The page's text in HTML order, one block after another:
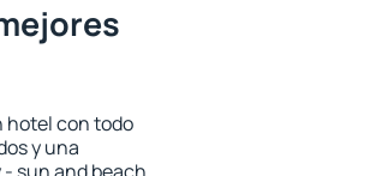
hotel con todo
y una